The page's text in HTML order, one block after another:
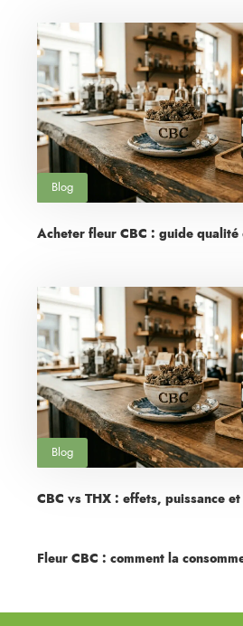
Blog
Acheter fleur CBC : guide qualité
Blog
CBC vs THX : effets, puissance
Fleur CBC : comment la